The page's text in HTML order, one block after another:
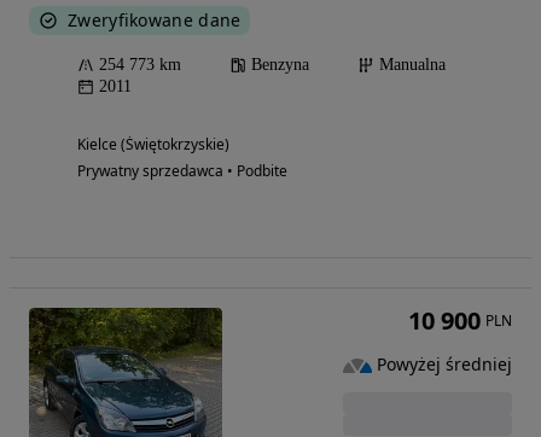
Zweryfikowane dane
254 773 km Benzyna
Manualna
2011
Kielce (Świętokrzyskie)
Prywatny sprzedawca • Podbite
10 900 PLN
Powyżej średniej